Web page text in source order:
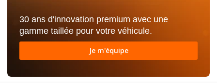
30 ans d'innovation premium avec une
gamme taillée pour votre véhicule.
Je m'équipe